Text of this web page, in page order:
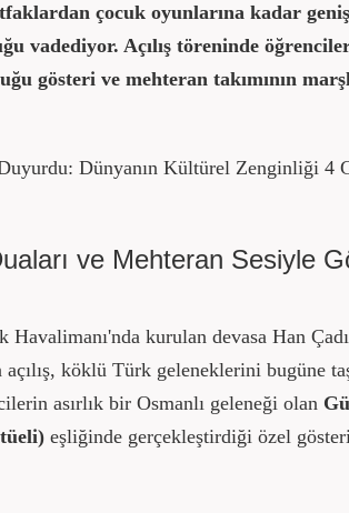
çocuk oyunlarına kadar
vadediyor. Açılış töreninde
gösteri ve mehteran takımının
Dünyanın Kültürel Zenginliği 4
ve Mehteran Sesiyle
Havalimanı'nda kurulan devasa Han
köklü Türk geleneklerini bugüne
asırlık bir Osmanlı geleneği olan
eşliğinde gerçekleştirdiği özel